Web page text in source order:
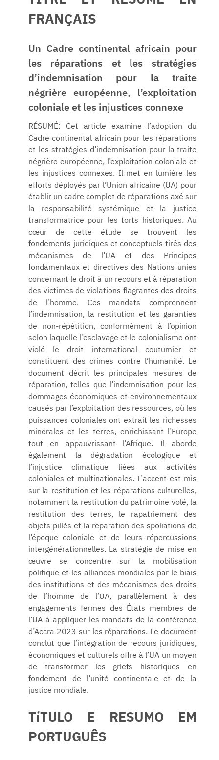
FRANÇAIS
Un Cadre continental africain pour
les réparations et les stratégies
d’indemnisation pour la traite
négrière européenne, l’exploitation
coloniale et les injustices connexe
RÉSUMÉ: Cet article examine l’adoption du
Cadre continental africain pour les réparations
et les stratégies d’indemnisation pour la traite
négrière européenne, l’exploitation coloniale et
les injustices connexes. Il met en lumière les
efforts déployés par l’Union africaine (UA) pour
établir un cadre complet de réparations axé sur
la responsabilité systémique et la justice
transformatrice pour les torts historiques. Au
cœur de cette étude se trouvent les
fondements juridiques et conceptuels tirés des
mécanismes de l’UA et des Principes
fondamentaux et directives des Nations unies
concernant le droit à un recours et à réparation
des victimes de violations flagrantes des droits
de l’homme. Ces mandats comprennent
l’indemnisation, la restitution et les garanties
de non-répétition, conformément à l’opinion
selon laquelle l’esclavage et le colonialisme ont
violé le droit international coutumier et
constituent des crimes contre l’humanité. Le
document décrit les principales mesures de
réparation, telles que l’indemnisation pour les
dommages économiques et environnementaux
causés par l’exploitation des ressources, où les
puissances coloniales ont extrait les richesses
minérales et les terres, enrichissant l’Europe
tout en appauvrissant l’Afrique. Il aborde
également la dégradation écologique et
l’injustice climatique liées aux activités
coloniales et multinationales. L’accent est mis
sur la restitution et les réparations culturelles,
notamment la restitution du patrimoine volé, la
restitution des terres, le rapatriement des
objets pillés et la réparation des spoliations de
l’époque coloniale et de leurs répercussions
intergénérationnelles. La stratégie de mise en
œuvre se concentre sur la mobilisation
politique et les alliances mondiales par le biais
des institutions et des mécanismes des droits
de l’homme de l’UA, parallèlement à des
engagements fermes des États membres de
l’UA à appliquer les mandats de la conférence
d’Accra 2023 sur les réparations. Le document
conclut que l’intégration de recours juridiques,
économiques et culturels offre à l’UA un moyen
de transformer les griefs historiques en
fondement de l’unité continentale et de la
justice mondiale.
TíTULO E RESUMO EM
PORTUGUÊS